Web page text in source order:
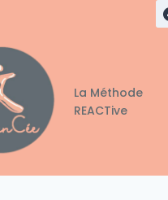
La Méthode
REACTive